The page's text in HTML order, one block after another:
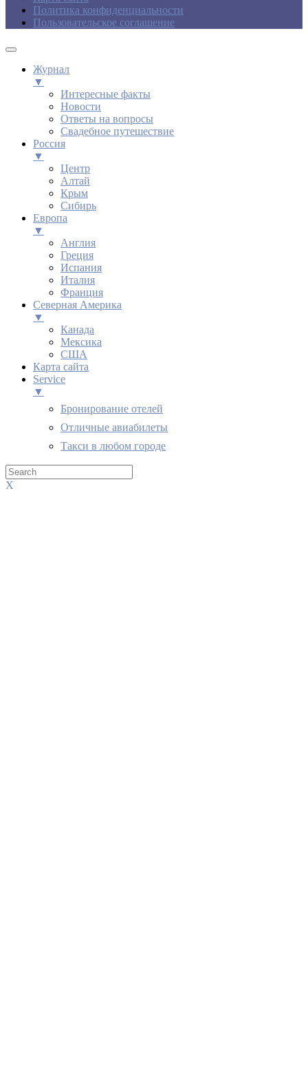
Политика конфиденциальности
Пользовательское соглашение
Журнал
▼
Интересные факты
Новости
Ответы на вопросы
Свадебное путешествие
Россия
▼
Центр
Алтай
Крым
Сибирь
Европа
▼
Англия
Греция
Испания
Италия
Франция
Северная Америка
▼
Канада
Мексика
США
Карта сайта
Service
▼
Бронирование отелей
Отличные авиабилеты
Такси в любом городе
X